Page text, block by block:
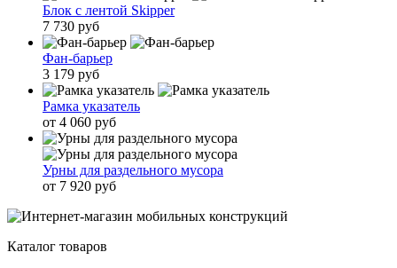
Блок с лентой Skipper
7 730 руб
Фан-барьер
3 179 руб
Рамка указатель
от 4 060 руб
Урны для раздельного мусора
от 7 920 руб
Каталог товаров